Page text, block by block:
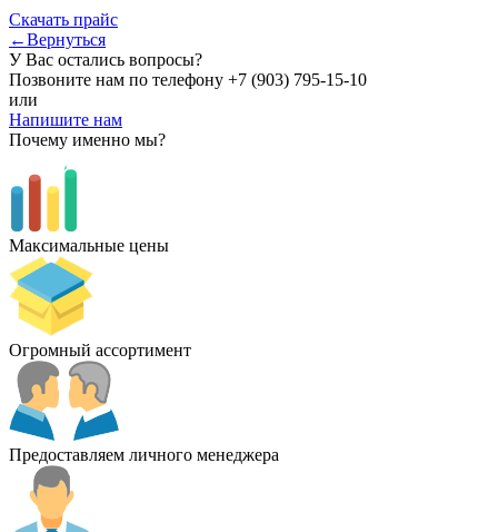
Скачать прайс
←Вернуться
У Вас остались вопросы?
Позвоните нам по телефону +7 (903) 795-15-10
или
Напишите нам
Почему именно мы?
Максимальные цены
Огромный ассортимент
Предоставляем личного менеджера